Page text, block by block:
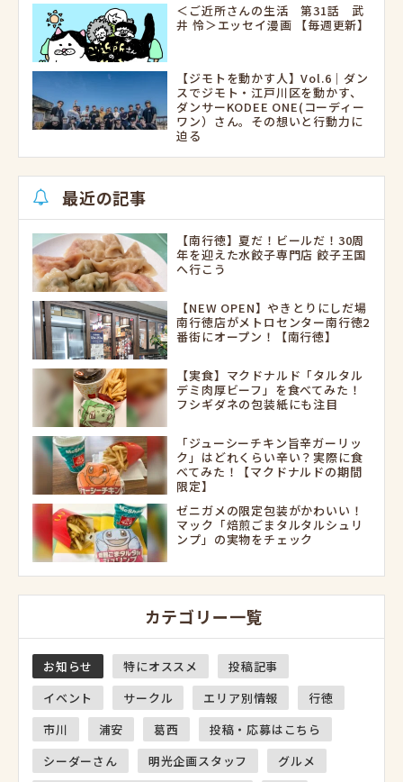
＜ご近所さんの生活 第31話 武
井 怜＞エッセイ漫画 【毎週更新】
【ジモトを動かす人】Vol.6｜ダン
スでジモト・江戸川区を動かす、
ダンサーKODEE ONE(コーディー
ワン）さん。その想いと行動力に
迫る
最近の記事
【南行徳】夏だ！ビールだ！30周
年を迎えた水餃子専門店 餃子王国
へ行こう
【NEW OPEN】やきとりにしだ場
南行徳店がメトロセンター南行徳2
番街にオープン！【南行徳】
【実食】マクドナルド「タルタル
デミ肉厚ビーフ」を食べてみた！
フシギダネの包装紙にも注目
「ジューシーチキン旨辛ガーリッ
ク」はどれくらい辛い？実際に食
べてみた！【マクドナルドの期間
限定】
ゼニガメの限定包装がかわいい！
マック「焙煎ごまタルタルシュリ
ンプ」の実物をチェック
カテゴリー一覧
お知らせ 特にオススメ
投稿記事
イベント
サークル エリア別情報
行徳
市川
浦安 葛西
投稿・応募はこちら
シーダーさん
明光企画スタッフ
グルメ